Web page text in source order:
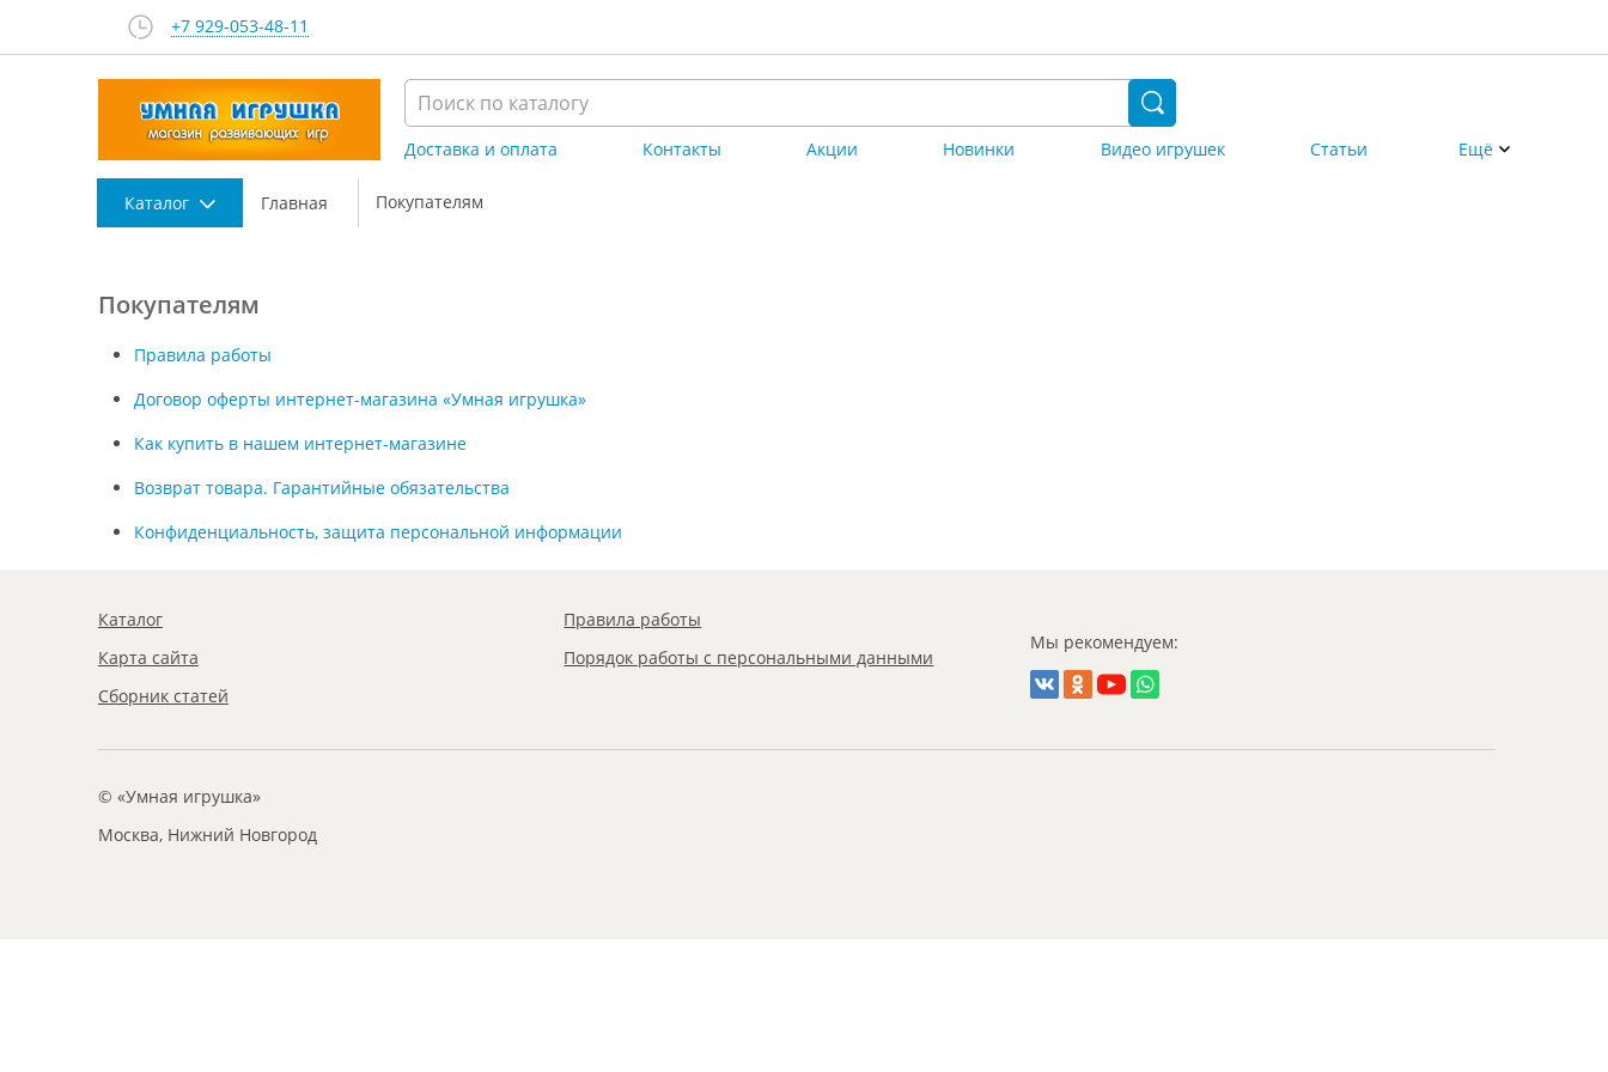
+7 929-053-48-11
Доставка и оплата Контакты Акции Новинки Видео игрушек Статьи Ещё
Каталог Главная Покупателям
Покупателям
Правила работы
Договор оферты интернет-магазина «Умная игрушка»
Как купить в нашем интернет-магазине
Возврат товара. Гарантийные обязательства
Конфиденциальность, защита персональной информации
Каталог
Карта сайта
Сборник статей
Правила работы
Порядок работы с персональными данными
© «Умная игрушка»
Москва, Нижний Новгород
Мы рекомендуем: